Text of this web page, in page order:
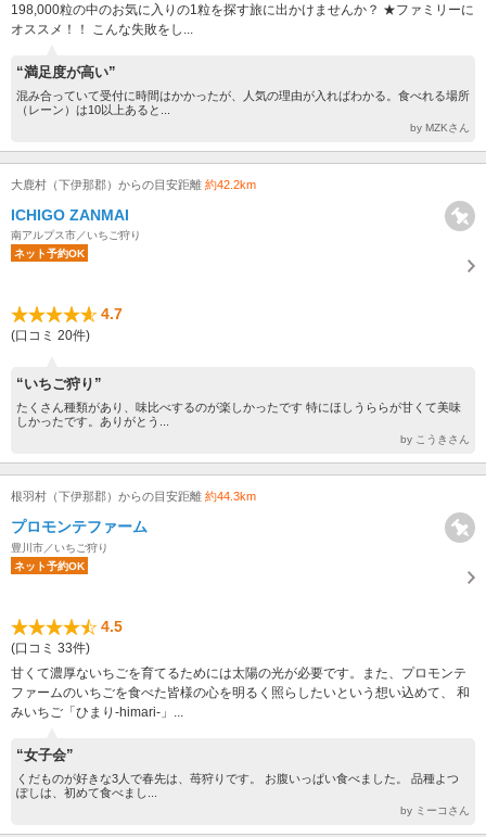
198,000粒の中のお気に入りの1粒を探す旅に出かけませんか？ ★ファミリーに
オススメ！！ こんな失敗をし...
“満足度が高い”
混み合っていて受付に時間はかかったが、人気の理由が入ればわかる。食べれる場所
（レーン）は10以上あると...
by MZKさん
大鹿村（下伊那郡）からの目安距離 約42.2km
ICHIGO ZANMAI
南アルプス市／いちご狩り
ネット予約OK
4.7
(口コミ 20件)
“いちご狩り”
たくさん種類があり、味比べするのが楽しかったです 特にほしうららが甘くて美味
しかったです。ありがとう...
by こうきさん
根羽村（下伊那郡）からの目安距離 約44.3km
プロモンテファーム
豊川市／いちご狩り
ネット予約OK
4.5
(口コミ 33件)
甘くて濃厚ないちごを育てるためには太陽の光が必要です。また、プロモンテ
ファームのいちごを食べた皆様の心を明るく照らしたいという想い込めて、 和
みいちご「ひまり-himari-」...
“女子会”
くだものが好きな3人で春先は、苺狩りです。 お腹いっぱい食べました。 品種よつ
ぽしは、初めて食べまし...
by ミーコさん